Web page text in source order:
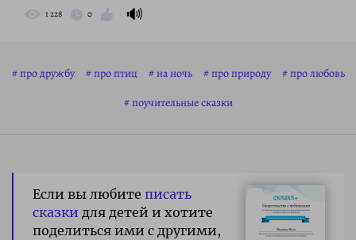
1 228 0 🔊
про дружбу про птиц на ночь про природу
про любовь
поучительные сказки
Если вы любите писать
сказки для детей и хотите
поделиться ими с другими,